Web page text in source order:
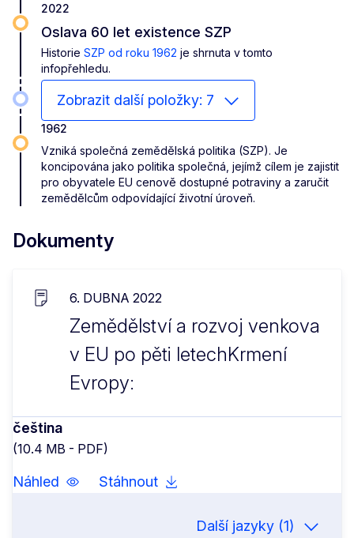
2022
Oslava 60 let existence SZP
Historie SZP od roku 1962 je shrnuta v tomto
infopřehledu.
Zobrazit další položky: 7
1962
Vzniká společná zemědělská politika (SZP). Je
koncipována jako politika společná, jejímž cílem je zajistit
pro obyvatele EU cenově dostupné potraviny a zaručit
zemědělcům odpovídající životní úroveň.
Dokumenty
6. DUBNA 2022
Zemědělství a rozvoj venkova
v EU po pěti letechKrmení
Evropy:
čeština
(10.4 MB - PDF)
Náhled Stáhnout
Další jazyky (1)